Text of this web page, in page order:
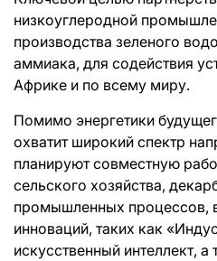
низкоуглеродной
производства зеленого
аммиака, для содействия
Африке и по всему миру.
Помимо энергетики
охватит широкий спектр
планируют совместную
сельского хозяйства,
промышленных процессов,
инноваций, таких как
искусственный интеллект,